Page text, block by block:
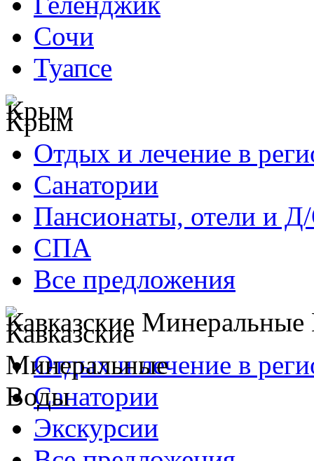
Сочи
Туапсе
Крым
Отдых и лечение в
Санатории
Пансионаты, отели и
СПА
Все предложения
Кавказские
Отдых и лечение в
Санатории
Экскурсии